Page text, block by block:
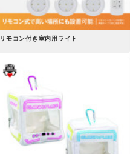
リモコン付き室内用ライト